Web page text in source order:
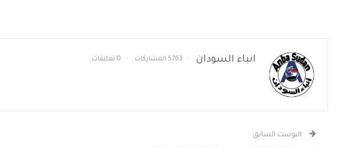
انباء السودان 5763 المشاركات 0 تعليقات
البوست السابق